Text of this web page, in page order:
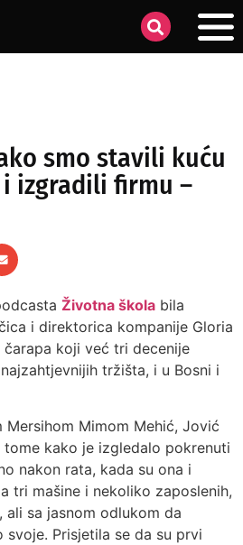
smo stavili kuću
izgradili firmu –
Životna škola bila
i direktorica kompanije Gloria
čarapa koji već tri decenije
tržišta, i u Bosni i
Mersihom Mimom Mehić, Jović
kako je izgledalo pokrenuti
nakon rata, kada su ona i
tri mašine i nekoliko zaposlenih,
sa jasnom odlukom da
Prisjetila se da su prvi